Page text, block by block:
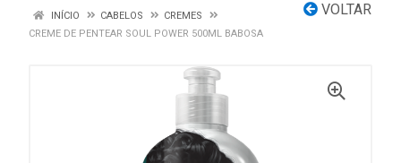
VOLTAR
INÍCIO CABELOS
CREMES
CREME DE PENTEAR SOUL POWER 500ML BABOSA